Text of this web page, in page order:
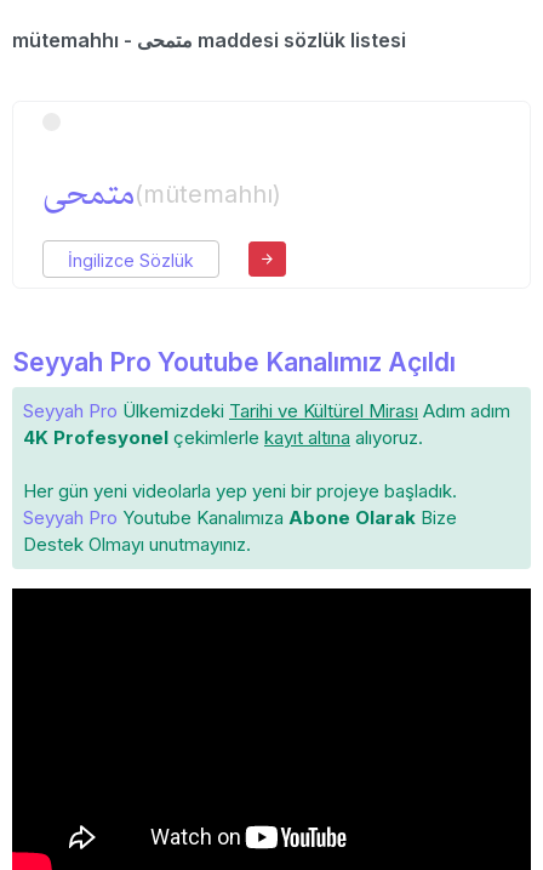
mütemahhı - متمحی maddesi sözlük listesi
متمحی(mütemahhı)
İngilizce Sözlük
Seyyah Pro Youtube Kanalımız Açıldı
Seyyah Pro Ülkemizdeki Tarihi ve Kültürel Mirası Adım adım
4K Profesyonel çekimlerle kayıt altına alıyoruz.
Her gün yeni videolarla yep yeni bir projeye başladık.
Seyyah Pro Youtube Kanalımıza Abone Olarak Bize
Destek Olmayı unutmayınız.